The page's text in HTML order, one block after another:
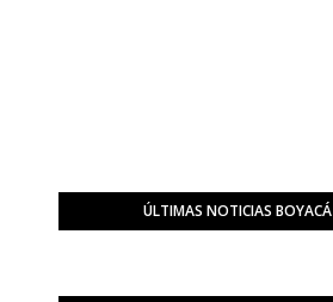
ÚLTIMAS NOTICIAS BOYACÁ